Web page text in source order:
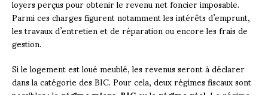
Parmi ces charges figurent notamment les intérêts d’emprunt,
les travaux d’entretien et de réparation ou encore les frais de
gestion.
Si le logement est loué meublé, les revenus seront à déclarer
dans la catégorie des BIC. Pour cela, deux régimes fiscaux sont